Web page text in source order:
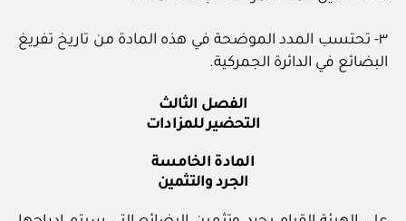
٣- تحتسب المدد الموضحة في هذه المادة من تاريخ تفريغ
البضائع في الدائرة الجمركية.
الفصل الثالث
التحضير للمزادات
المادة الخامسة
الجرد والتثمين